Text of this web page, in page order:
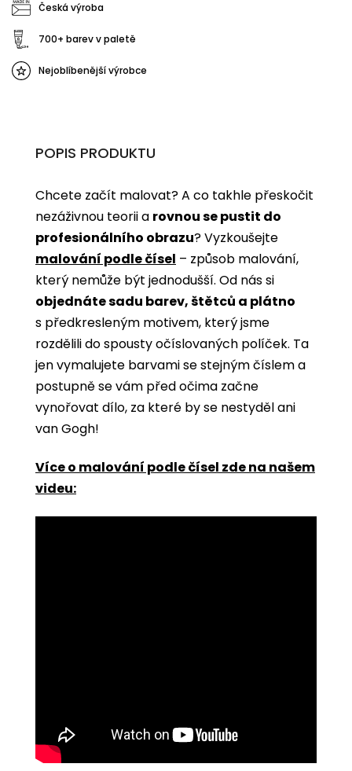
Česká výroba
700+ barev v paletě
Nejoblíbenější výrobce
POPIS PRODUKTU
Chcete začít malovat? A co takhle přeskočit
nezáživnou teorii a rovnou se pustit do
profesionálního obrazu? Vyzkoušejte
malování podle čísel ­­– způsob malování,
který nemůže být jednodušší. Od nás si
objednáte sadu barev, štětců a plátno
s předkresleným motivem, který jsme
rozdělili do spousty očíslovaných políček. Ta
jen vymalujete barvami se stejným číslem a
postupně se vám před očima začne
vynořovat dílo, za které by se nestyděl ani
van Gogh!
Více o malování podle čísel zde na našem
videu: